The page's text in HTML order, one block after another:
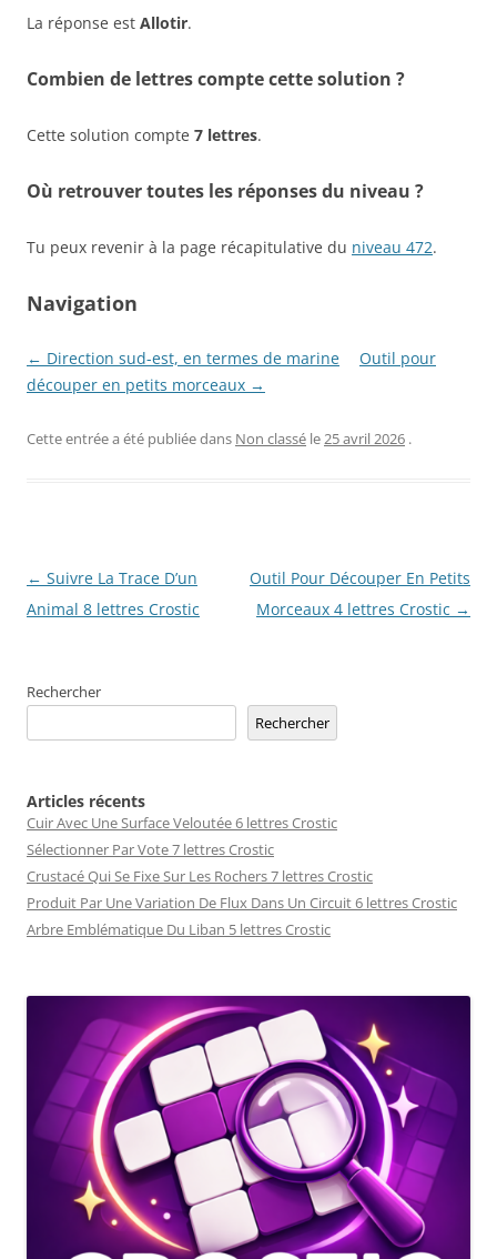
La réponse est Allotir.
Combien de lettres compte cette solution ?
Cette solution compte 7 lettres.
Où retrouver toutes les réponses du niveau ?
Tu peux revenir à la page récapitulative du niveau 472.
Navigation
← Direction sud-est, en termes de marine
Outil pour
découper en petits morceaux →
Cette entrée a été publiée dans Non classé le25 avril 2026 .
Navigation
des
← Suivre La Trace D’un
Animal 8 lettres Crostic
Outil Pour Découper En Petits
Morceaux 4 lettres Crostic →
Rechercher
Rechercher
Articles récents
Cuir Avec Une Surface Veloutée 6 lettres Crostic
Sélectionner Par Vote 7 lettres Crostic
Crustacé Qui Se Fixe Sur Les Rochers 7 lettres Crostic
Produit Par Une Variation De Flux Dans Un Circuit 6 lettres Crostic
Arbre Emblématique Du Liban 5 lettres Crostic